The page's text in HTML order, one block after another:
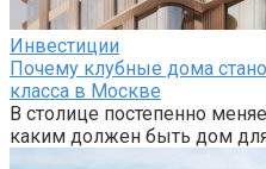
Инвестиции
Почему клубные дома
класса в Москве
В столице постепенно
каким должен быть дом для